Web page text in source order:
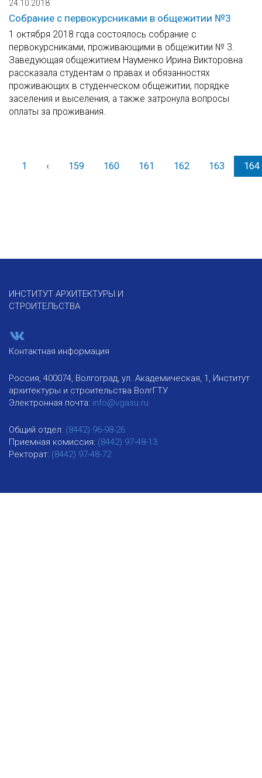
24.10.2018
Собрание с первокурсниками в общежитии №3
1 октября 2018 года состоялось собрание с
первокурсниками, проживающими в общежитии № 3.
Заведующая общежитием Науменко Ирина Викторовна
рассказала студентам о правах и обязанностях
проживающих в студенческом общежитии, порядке
заселения и выселения, а также затронула вопросы
оплаты за проживания.
1 ‹Назад159 160 161 162 163 164
ИНСТИТУТ АРХИТЕКТУРЫ И
СТРОИТЕЛЬСТВА
Контактная информация
Россия, 400074, Волгоград, ул. Академическая, 1, Институт
архитектуры и строительства ВолгГТУ
Электронная почта: info@vgasu.ru
Общий отдел: (8442) 96-98-26
Приемная комиссия: (8442) 97-48-13
Ректорат: (8442) 97-48-72